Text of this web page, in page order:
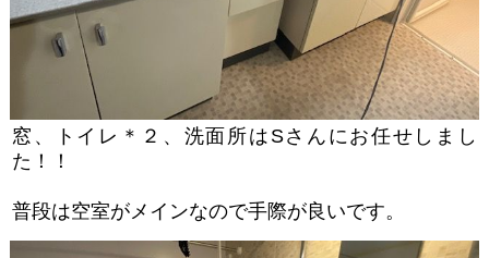
窓、トイレ＊２、洗面所はSさんにお任せしまし
た！！
普段は空室がメインなので手際が良いです。